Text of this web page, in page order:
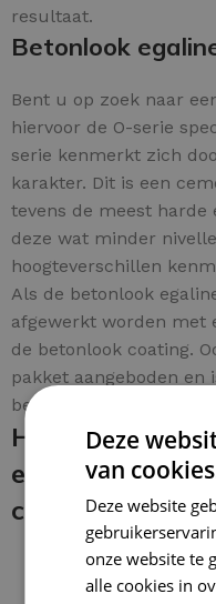
resultaat.
Betonlook
Bent u op zoek naar
hiervoor de O-serie
serie kenmerkt zich
karakter. Dit is een
tevens de meest harde
deze wat minder
hoogteverschillen
Als de betonlook
afgewerkt worden met
de betonlook coating.
pakket aangeboden en
bestellen.
Het
egaline en de
coating:
Deze
van
Deze website
onze website te
alle cookies in